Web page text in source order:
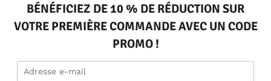
BÉNÉFICIEZ DE 10 % DE RÉDUCTION SUR
VOTRE PREMIÈRE COMMANDE AVEC UN CODE
PROMO !